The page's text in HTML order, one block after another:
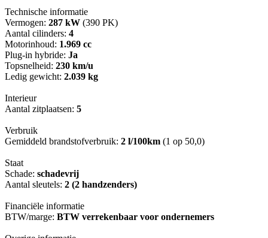
Technische informatie
Vermogen: 287 kW (390 PK)
Aantal cilinders: 4
Motorinhoud: 1.969 cc
Plug-in hybride: Ja
Topsnelheid: 230 km/u
Ledig gewicht: 2.039 kg
Interieur
Aantal zitplaatsen: 5
Verbruik
Gemiddeld brandstofverbruik: 2 l/100km (1 op 50,0)
Staat
Schade: schadevrij
Aantal sleutels: 2 (2 handzenders)
Financiële informatie
BTW/marge: BTW verrekenbaar voor ondernemers